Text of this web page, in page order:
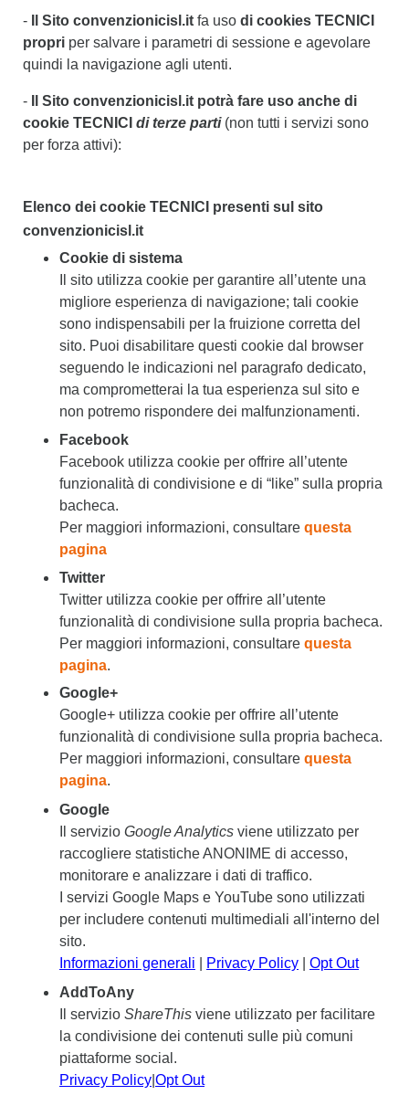
- Il Sito convenzionicisl.it fa uso di cookies TECNICI
propri per salvare i parametri di sessione e agevolare
quindi la navigazione agli utenti.
-
Il Sito convenzionicisl.it potrà fare uso anche di
cookie TECNICI di terze parti(non tutti i servizi sono
per forza attivi):
Elenco dei cookie TECNICI presenti sul sito
convenzionicisl.it
Cookie di sistema
Il sito utilizza cookie per garantire all’utente una
migliore esperienza di navigazione; tali cookie
sono indispensabili per la fruizione corretta del
sito. Puoi disabilitare questi cookie dal browser
seguendo le indicazioni nel paragrafo dedicato,
ma comprometterai la tua esperienza sul sito e
non potremo rispondere dei malfunzionamenti.
Facebook
Facebook utilizza cookie per offrire all’utente
funzionalità di condivisione e di “like” sulla propria
bacheca.
Per maggiori informazioni, consultare questa
pagina
Twitter
Twitter utilizza cookie per offrire all’utente
funzionalità di condivisione sulla propria bacheca.
Per maggiori informazioni, consultare questa
pagina.
Google+
Google+ utilizza cookie per offrire all’utente
funzionalità di condivisione sulla propria bacheca.
Per maggiori informazioni, consultare questa
pagina.
Google
Il servizio Google Analytics viene utilizzato per
raccogliere statistiche ANONIME di accesso,
monitorare e analizzare i dati di traffico.
I servizi Google Maps e YouTube sono utilizzati
per includere contenuti multimediali all'interno del
sito.
Informazioni generali
Privacy Policy
Opt Out
AddToAny
Il servizio ShareThis viene utilizzato per facilitare
la condivisione dei contenuti sulle più comuni
piattaforme social.
Privacy Policy Opt Out